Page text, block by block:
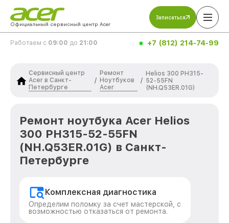
Официальный сервисный центр Acer
Записаться
Работаем с 09:00 до 21:00 +7 (812) 214-74-99
Сервисный центр
Acer в Санкт-
Петербурге
/
Ремонт
Ноутбуков
Acer
/
Helios 300 PH315-
52-55FN
(NH.Q53ER.01G)
Ремонт ноутбука Acer Helios
300 PH315-52-55FN
(NH.Q53ER.01G) в Санкт-
Петербурге
Комплексная диагностика
Определим поломку за счет мастерской, с
возможностью отказаться от ремонта.